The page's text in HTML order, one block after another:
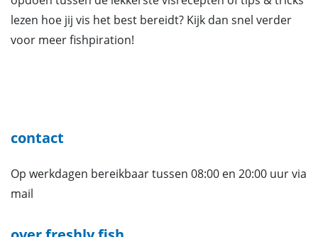
lezen hoe jij vis het best bereidt? Kijk dan snel verder
voor meer fishpiration!
contact
Op werkdagen bereikbaar tussen 08:00 en 20:00 uur via
mail